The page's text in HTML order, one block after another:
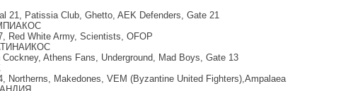
21, Patissia Club, Ghetto, AEK Defenders, Gate 21
Red White Army, Scientists, OFOP
Cockney, Athens Fans, Underground, Mad Boys, Gate 13
Northerns, Makedones, VEM (Byzantine United Fighters),Ampalaea